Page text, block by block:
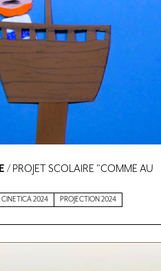
/ PROJET SCOLAIRE "COMME AU
CINETICA 2024 PROJECTION 2024